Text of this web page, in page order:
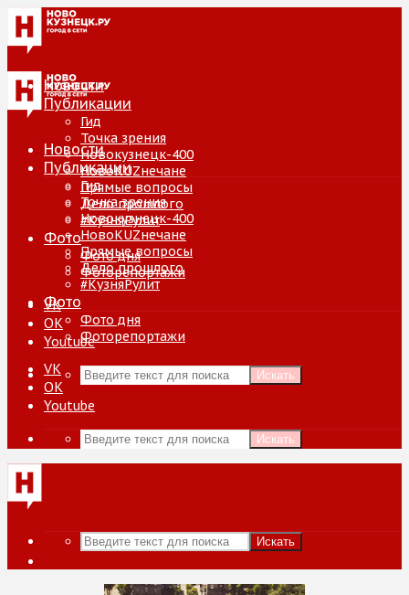
Новости
Публикации
Гид
Точка зрения
Новокузнецк-400
НовоKUZнечане
Прямые вопросы
Дело прошлого
#КузняРулит
Фото
Фото дня
Фоторепортажи
VK
ОК
Youtube
Искать
Новости
Публикации
Гид
Точка зрения
Новокузнецк-400
НовоKUZнечане
Прямые вопросы
Дело прошлого
#КузняРулит
Фото
Фото дня
Фоторепортажи
VK
ОК
Youtube
Искать
Искать